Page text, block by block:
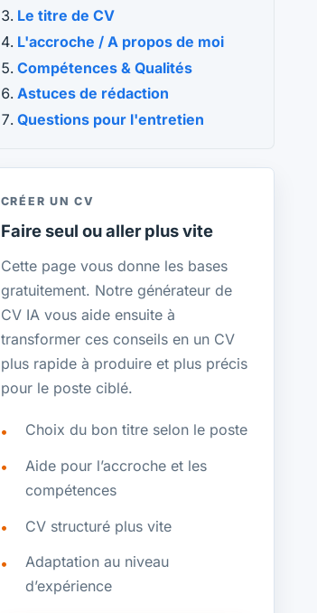
Le titre de CV
L'accroche / A propos de moi
Compétences & Qualités
Astuces de rédaction
Questions pour l'entretien
CRÉER UN CV
Faire seul ou aller plus vite
Cette page vous donne les bases
gratuitement. Notre générateur de
CV IA vous aide ensuite à
transformer ces conseils en un CV
plus rapide à produire et plus précis
pour le poste ciblé.
Choix du bon titre selon le poste
Aide pour l’accroche et les
compétences
CV structuré plus vite
Adaptation au niveau
d’expérience